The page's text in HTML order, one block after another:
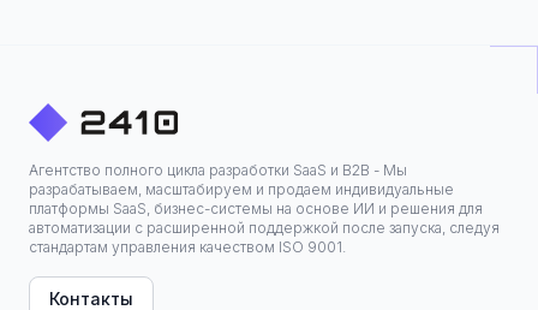
Агентство полного цикла разработки SaaS и B2B - Мы
разрабатываем, масштабируем и продаем индивидуальные
платформы SaaS, бизнес-системы на основе ИИ и решения для
автоматизации с расширенной поддержкой после запуска, следуя
стандартам управления качеством ISO 9001.
Контакты